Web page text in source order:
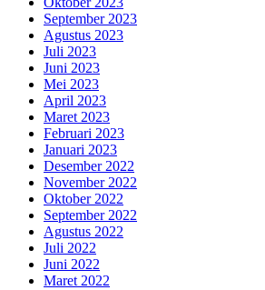
September 2023
Agustus 2023
Juli 2023
Juni 2023
Mei 2023
April 2023
Maret 2023
Februari 2023
Januari 2023
Desember 2022
November 2022
Oktober 2022
September 2022
Agustus 2022
Juli 2022
Juni 2022
Maret 2022